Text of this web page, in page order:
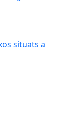
situats a